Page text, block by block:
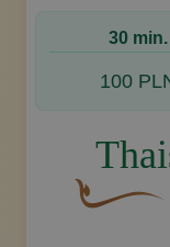
30 min.
100